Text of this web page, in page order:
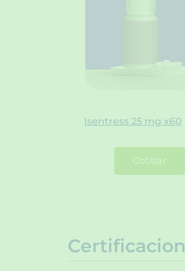
Isentress 25 mg x60
Cotizar